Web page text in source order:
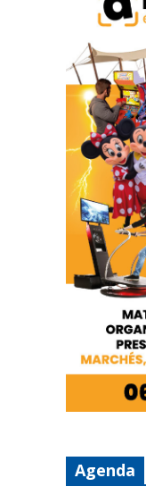
Agenda